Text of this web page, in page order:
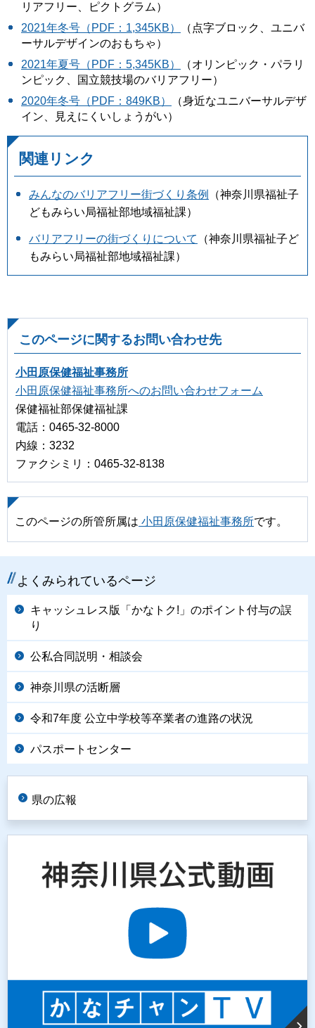
リアフリー、ピクトグラム）
2021年冬号（PDF：1,345KB）
（点字ブロック、ユニバ
ーサルデザインのおもちゃ）
2021年夏号（PDF：5,345KB）
（オリンピック・パラリ
ンピック、国立競技場のバリアフリー）
2020年冬号（PDF：849KB）
（身近なユニバーサルデザ
イン、見えにくいしょうがい）
関連リンク
みんなのバリアフリー街づくり条例
（神奈川県福祉子
どもみらい局福祉部地域福祉課）
バリアフリーの街づくりについて
（神奈川県福祉子ど
もみらい局福祉部地域福祉課）
このページに関するお問い合わせ先
小田原保健福祉事務所
小田原保健福祉事務所へのお問い合わせフォーム
保健福祉部保健福祉課
電話：0465-32-8000
内線：3232
ファクシミリ：0465-32-8138
このページの所管所属は 小田原保健福祉事務所です。
よくみられているページ
キャッシュレス版「かなトク!」のポイント付与の誤
り
公私合同説明・相談会
神奈川県の活断層
令和7年度 公立中学校等卒業者の進路の状況
パスポートセンター
県の広報